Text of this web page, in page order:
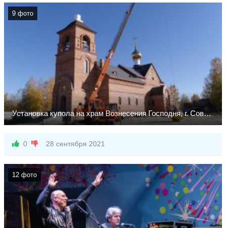
9 фото
Установка купола на храм Вознесения Господня, г. Советский
0 28 сентября 2021
12 фото